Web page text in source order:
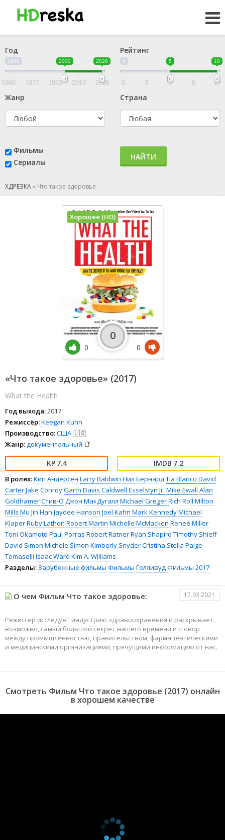
Год
1960 2000 2026
1960 1977 1993 2010 2026
Рейтинг
0 5 10
0 3 5 8 10
Жанр Страна
Фильмы
Сериалы
НАЙТИ
ХДРЕЗКА» Что такое здоровье
«Что такое здоровье» (2017)
What the Health
Год выхода:2017
Режиссёр:Keegan Kuhn
Производство:США🇺🇸
Жанр:документальный 📑
7.4 7.2
В ролях:Кип Андерсен Larry Baldwin Нил БернардTia Blanco David
CarterJake ConroyGarth Davis Caldwell Esselstyn Jr. Mike Ewall Alan
GoldhamerСтив-О Джон МакДугалл Michael GregerRich Roll Milton
Mills Mu Jin Han Jaydee Hanson Joel Kahn Mark KennedyMichael
KlaperRuby Lathon Robert Martin Michelle McMacken Reneé Miller
Toni Okamoto Paul Porras Robert RatnerRyan Shapiro Timothy Shieff
David Simon Michele Simon Kimberly SnyderCristina Stella Paige
Tomaselli Isaac Ward Kim A. Williams
Разделы: Зарубежные фильмы Фильмы ГолливудФильмы 2017
Хорошее (HD)
0
0
0
О чем Фильм Что такое здоровье: 17.03.2021
Режиссёр исследует индустрию здравоохранения и раскрывает,
возможно, самый большой секрет нашего времени и сговор
между промышленностью, правительством, фармацевтическими
и медицинскими организациями, прячущими информацию от нас.
Смотреть Фильм Что такое здоровье (2017) онлайн
в хорошем качестве